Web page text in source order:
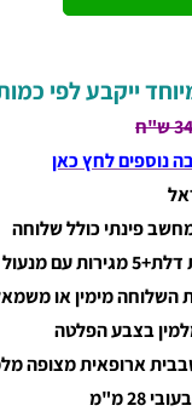
ייקבע לפי
נוספים לחץ כאן
פינתי כולל שלוחה
העליונה
השלוחה מימין או
בצבע הפלטה
ארופאית מצופה
28 מ"מ